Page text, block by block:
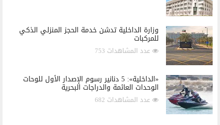
وزارة الداخلية تدشن خدمة الحجز المنزلي الذكي
للمركبات
عدد المشاهدات 753
«الداخلية»: 5 دنانير رسوم الإصدار الأول للوحات
الوحدات العائمة والدراجات البحرية
عدد المشاهدات 682